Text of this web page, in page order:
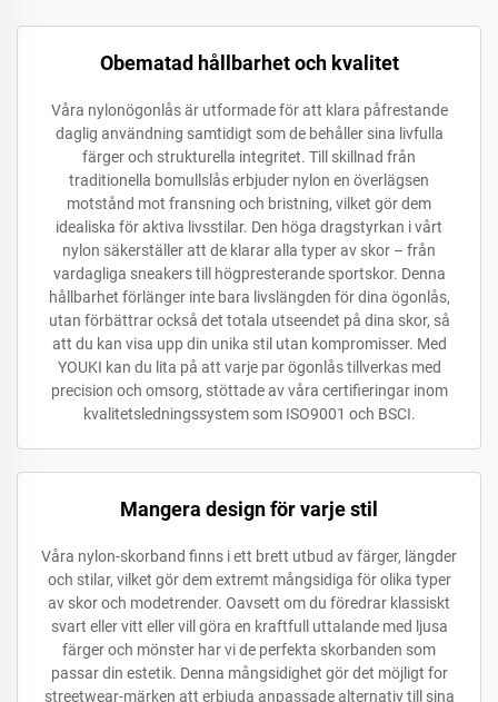
Obematad hållbarhet och kvalitet
Våra nylonögonlås är utformade för att klara påfrestande
daglig användning samtidigt som de behåller sina livfulla
färger och strukturella integritet. Till skillnad från
traditionella bomullslås erbjuder nylon en överlägsen
motstånd mot fransning och bristning, vilket gör dem
idealiska för aktiva livsstilar. Den höga dragstyrkan i vårt
nylon säkerställer att de klarar alla typer av skor – från
vardagliga sneakers till högpresterande sportskor. Denna
hållbarhet förlänger inte bara livslängden för dina ögonlås,
utan förbättrar också det totala utseendet på dina skor, så
att du kan visa upp din unika stil utan kompromisser. Med
YOUKI kan du lita på att varje par ögonlås tillverkas med
precision och omsorg, stöttade av våra certifieringar inom
kvalitetsledningssystem som ISO9001 och BSCI.
Mangera design för varje stil
Våra nylon-skorband finns i ett brett utbud av färger, längder
och stilar, vilket gör dem extremt mångsidiga för olika typer
av skor och modetrender. Oavsett om du föredrar klassiskt
svart eller vitt eller vill göra en kraftfull uttalande med ljusa
färger och mönster har vi de perfekta skorbanden som
passar din estetik. Denna mångsidighet gör det möjligt for
streetwear-märken att erbjuda anpassade alternativ till sina